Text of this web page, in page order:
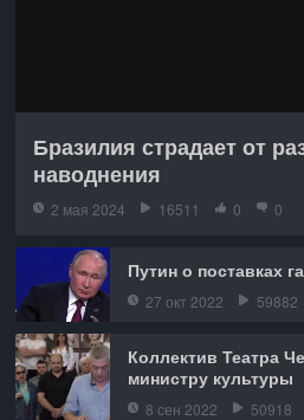
Бразилия страдает от
наводнения
2 мая 2024 16511 0 0
Путин о поставках
27 окт 2022 59882
Коллектив Театра
министру культуры
8 сен 2022 50918